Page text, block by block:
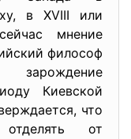
в XVIII или
мнение
философ
Киевской
что
от